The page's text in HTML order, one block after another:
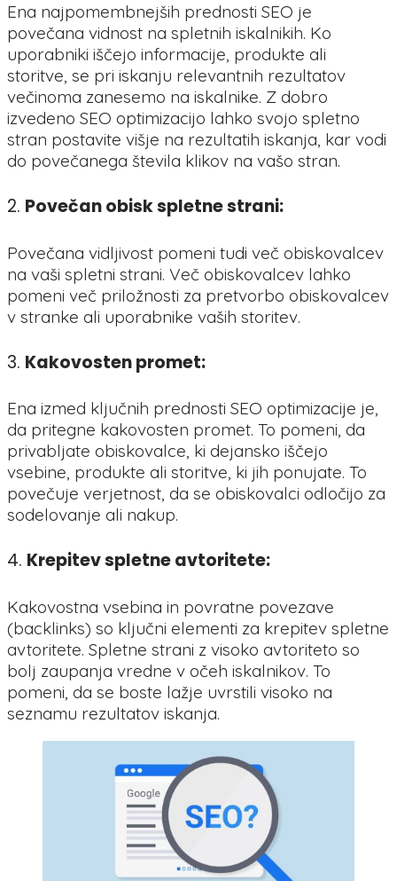
Ena najpomembnejših prednosti SEO je
povečana vidnost na spletnih iskalnikih. Ko
uporabniki iščejo informacije, produkte ali
storitve, se pri iskanju relevantnih rezultatov
večinoma zanesemo na iskalnike. Z dobro
izvedeno SEO optimizacijo lahko svojo spletno
stran postavite višje na rezultatih iskanja, kar vodi
do povečanega števila klikov na vašo stran.
2. Povečan obisk spletne strani:
Povečana vidljivost pomeni tudi več obiskovalcev
na vaši spletni strani. Več obiskovalcev lahko
pomeni več priložnosti za pretvorbo obiskovalcev
v stranke ali uporabnike vaših storitev.
3. Kakovosten promet:
Ena izmed ključnih prednosti SEO optimizacije je,
da pritegne kakovosten promet. To pomeni, da
privabljate obiskovalce, ki dejansko iščejo
vsebine, produkte ali storitve, ki jih ponujate. To
povečuje verjetnost, da se obiskovalci odločijo za
sodelovanje ali nakup.
4. Krepitev spletne avtoritete:
Kakovostna vsebina in povratne povezave
(backlinks) so ključni elementi za krepitev spletne
avtoritete. Spletne strani z visoko avtoriteto so
bolj zaupanja vredne v očeh iskalnikov. To
pomeni, da se boste lažje uvrstili visoko na
seznamu rezultatov iskanja.